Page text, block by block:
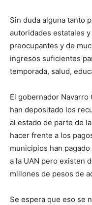
Sin duda alguna tanto
autoridades estatales
preocupantes y de
ingresos suficientes
temporada, salud,
El gobernador
han depositado los
al estado de parte de
hacer frente a los
municipios han
a la UAN pero existen
millones de pesos de
Se espera que eso se